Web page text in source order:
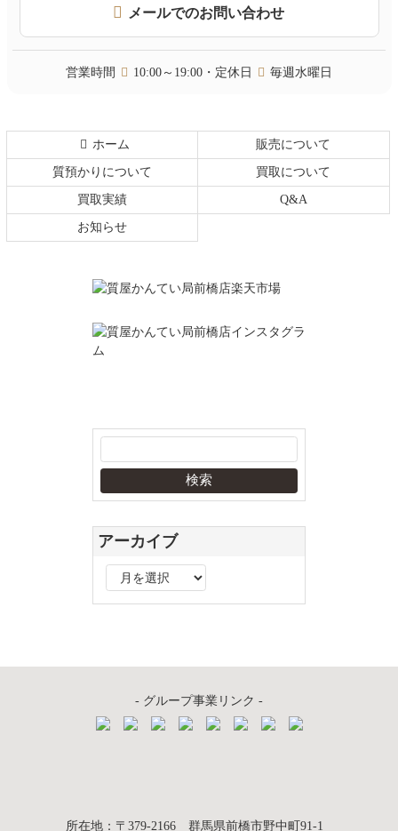
メールでのお問い合わせ
営業時間 10:00～19:00・定休日 毎週水曜日
ホーム 販売について
質預かりについて 買取について
買取実績 Q&A
お知らせ
アーカイブ
ー
- グループ事業リンク -
質屋かんてい局
所在地 ： 〒379-2166群馬県前橋市野中町91-1